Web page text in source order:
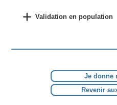
Validation en population
Je donne
Revenir